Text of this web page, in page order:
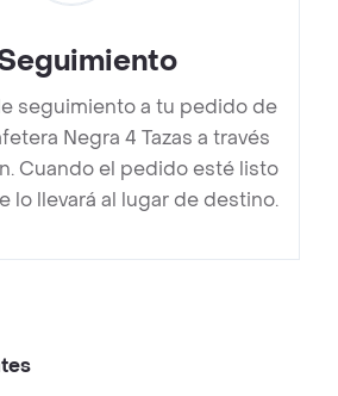
seguimiento a tu pedido de
Negra 4 Tazas a través
Cuando el pedido esté listo
lo llevará al lugar de destino.